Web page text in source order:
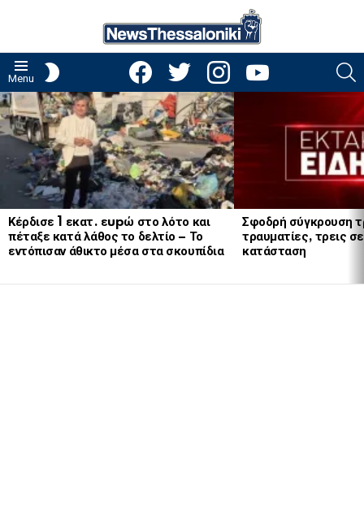
Menu
facebooktwitter instagramyoutube
LATEST
STORIES
Κέρδισε 1 εκατ. εupώ στο λότο και
πέταξε κατά λάθος το δελτίο – Το
εντόπισαν άθικτο μέσα στα σκουπίδια
Σφοδρή σύγκρουση
τραυματίες, τρεις
κατάσταση